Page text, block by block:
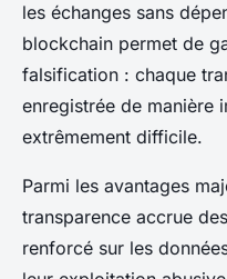
les échanges sans
blockchain permet de
falsification : chaque
enregistrée de manière
extrêmement difficile.
Parmi les avantages
transparence accrue
renforcé sur les